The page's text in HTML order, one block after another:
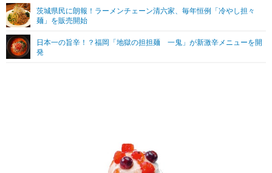
グラビア
ショッピング その他
その他
プッシュ通知の停止方法
茨城県民に朗報！ラーメンチェーン清六家、毎年恒例「冷やし担々
麺」を販売開始
日本一の旨辛！？福岡「地獄の担担麺 一鬼」が新激辛メニューを開
発